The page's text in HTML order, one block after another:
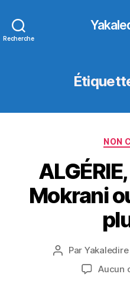
Recherche
NON
Mokrani
Auteur
l’article
Par Yakaledire
Aucun